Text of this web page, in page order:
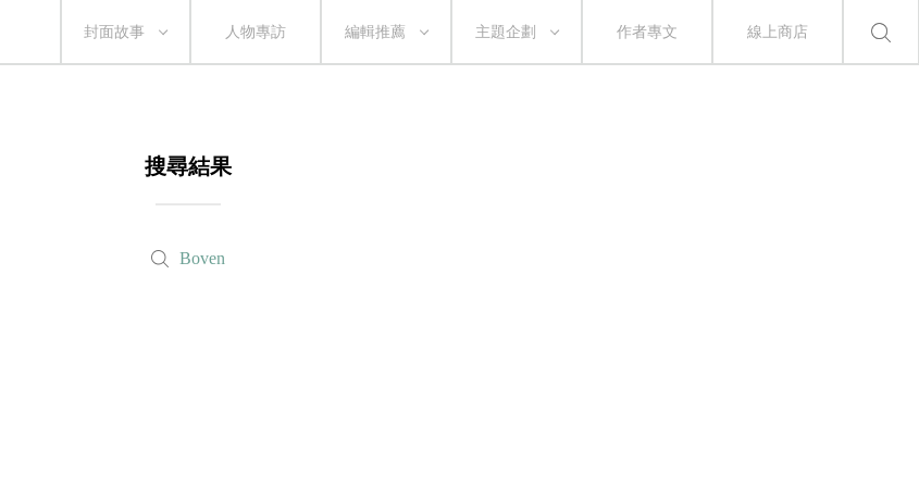
封面故事 人物專訪 編輯推薦 主題企劃 作者專文 線上商店
搜尋結果
Boven